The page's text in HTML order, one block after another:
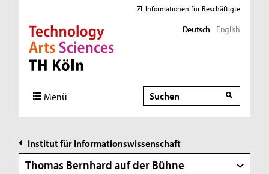
Direkt zur Hauptnavigation
Direkt zur Subnavigation
Direkt zum Inhalt
Direkt zum Fußbereich
Informationen für Beschäftigte
Deutsch English
Menü Suche
Suche
Institut für Informationswissenschaft
Thomas Bernhard auf der Bühne